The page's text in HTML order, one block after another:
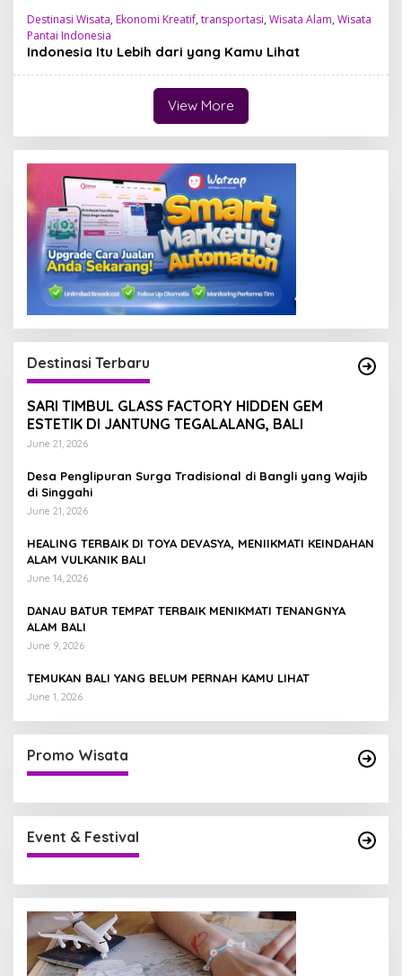
Destinasi Wisata, Ekonomi Kreatif, transportasi, Wisata Alam, Wisata
Pantai Indonesia
Indonesia Itu Lebih dari yang Kamu Lihat
View More
Destinasi Terbaru
SARI TIMBUL GLASS FACTORY HIDDEN GEM
ESTETIK DI JANTUNG TEGALALANG, BALI
June 21, 2026
Desa Penglipuran Surga Tradisional di Bangli yang Wajib
di Singgahi
June 21, 2026
HEALING TERBAIK DI TOYA DEVASYA, MENIIKMATI KEINDAHAN
ALAM VULKANIK BALI
June 14, 2026
DANAU BATUR TEMPAT TERBAIK MENIKMATI TENANGNYA
ALAM BALI
June 9, 2026
TEMUKAN BALI YANG BELUM PERNAH KAMU LIHAT
June 1, 2026
Promo Wisata
Event & Festival